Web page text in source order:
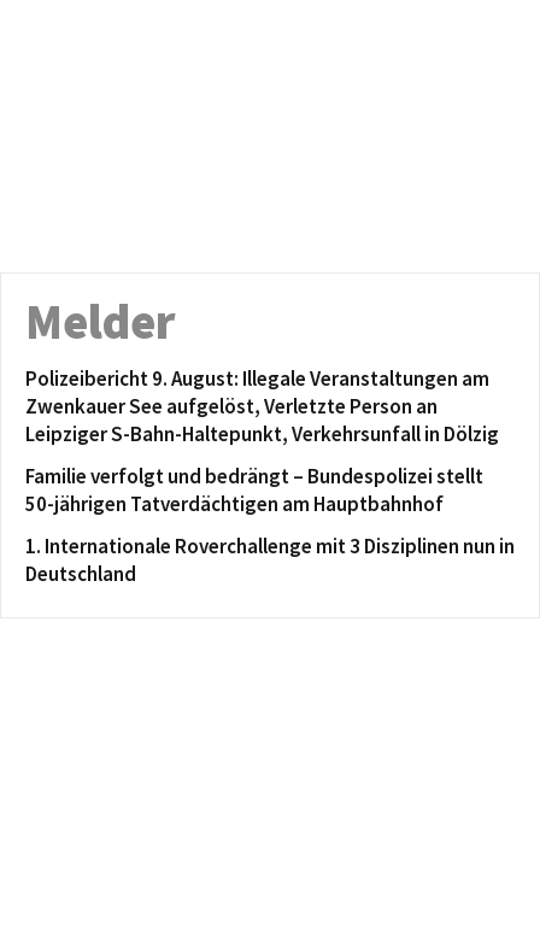
Melder
Polizeibericht 9. August: Illegale Veranstaltungen am
Zwenkauer See aufgelöst, Verletzte Person an
Leipziger S-Bahn-Haltepunkt, Verkehrsunfall in Dölzig
Familie verfolgt und bedrängt – Bundespolizei stellt
50-jährigen Tatverdächtigen am Hauptbahnhof
1. Internationale Roverchallenge mit 3 Disziplinen nun in
Deutschland